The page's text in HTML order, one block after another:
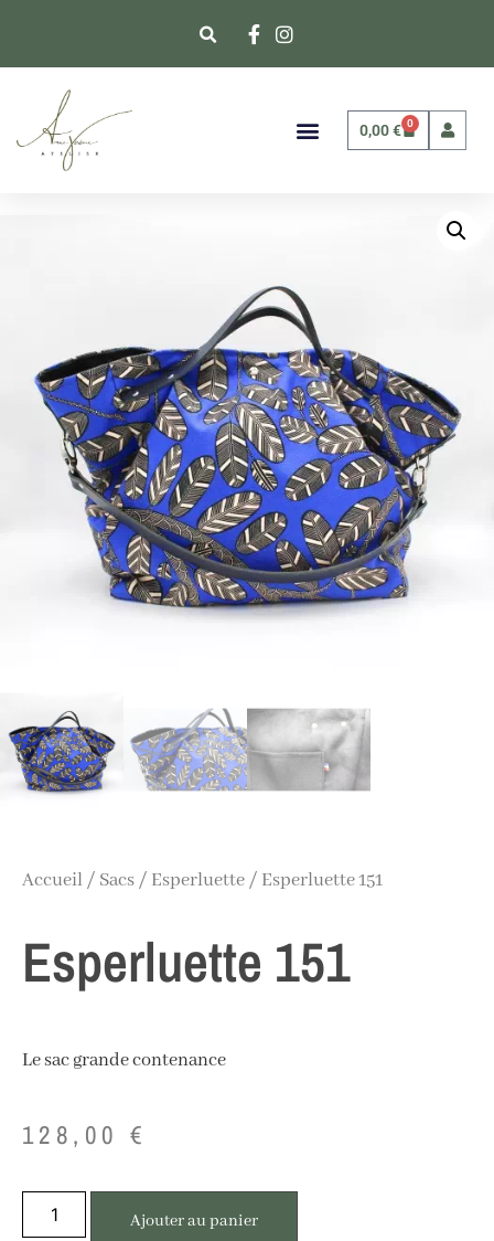
0,00€ 0
Accueil / Sacs / Esperluette / Esperluette 151
Esperluette 151
Le sac grande contenance
128,00 €
Ajouter au panier